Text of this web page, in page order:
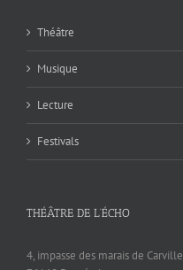
Théâtre
Musique
Lecture
Festivals
THÉÂTRE DE L’ÉCHO
4, impasse des marais de Carville